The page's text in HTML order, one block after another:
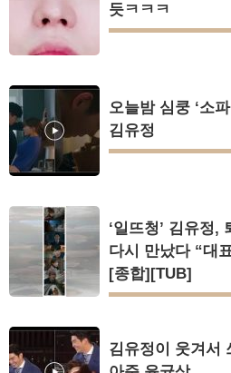
듯ㅋㅋㅋ
오늘밤 심쿵 ‘소
김유정
‘일뜨청’ 김유정,
다시 만났다 “대
[종합][TUB]
김유정이 웃겨서